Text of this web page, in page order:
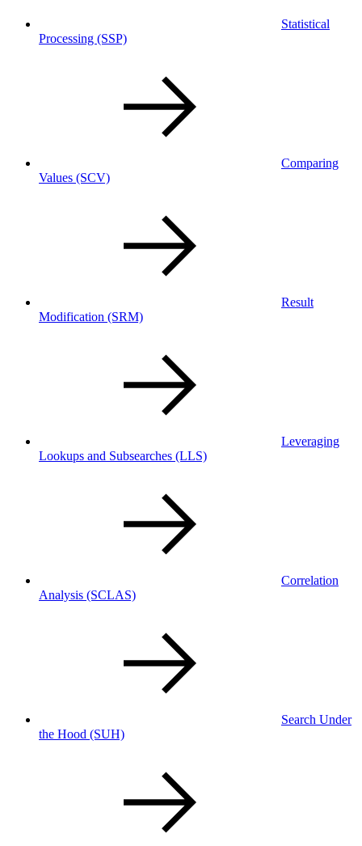
Statistical
Processing (SSP)
Comparing
Values (SCV)
Result
Modification (SRM)
Leveraging
Lookups and Subsearches (LLS)
Correlation
Analysis (SCLAS)
Search Under
the Hood (SUH)